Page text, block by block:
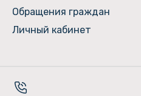
Обращения граждан
Личный кабинет